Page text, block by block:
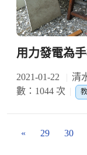
用力發電為
2021-01-22 清
數：1044 次
« 29 30